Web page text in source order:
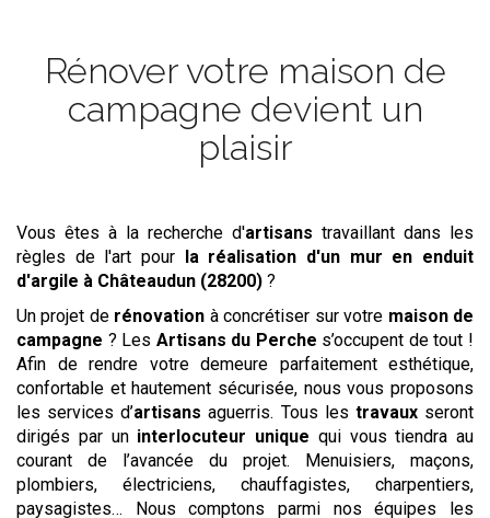
Rénover votre maison de
campagne devient un
plaisir
Vous êtes à la recherche d'artisans travaillant dans les
règles de l'art pour la réalisation d'un mur en enduit
d'argile à Châteaudun (28200) ?
Un projet de rénovation à concrétiser sur votre maison de
campagne ? Les Artisans du Perche s’occupent de tout !
Afin de rendre votre demeure parfaitement esthétique,
confortable et hautement sécurisée, nous vous proposons
les services d’artisans aguerris. Tous les travauxseront
dirigés par un interlocuteur unique qui vous tiendra au
courant de l’avancée du projet. Menuisiers, maçons,
plombiers, électriciens, chauffagistes, charpentiers,
paysagistes… Nous comptons parmi nos équipes les